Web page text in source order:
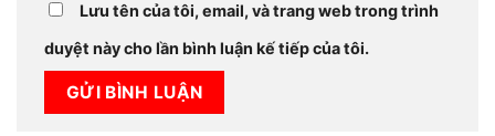
Lưu tên của tôi, email, và trang web trong trình
duyệt này cho lần bình luận kế tiếp của tôi.